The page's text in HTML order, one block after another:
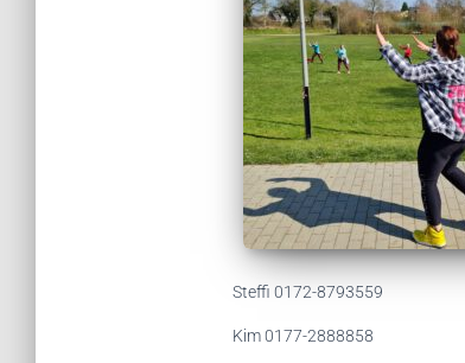
Steffi 0172-8793559
Kim 0177-2888858